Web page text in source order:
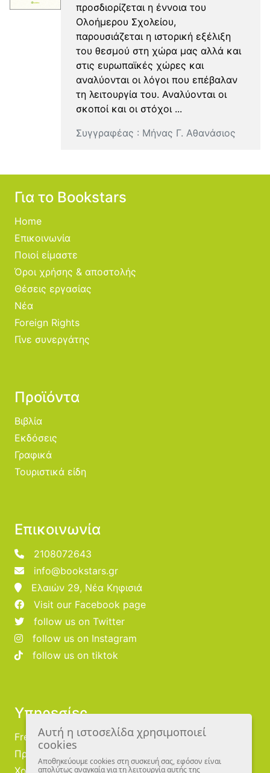
προσδιορίζεται η έννοια του
Ολοήμερου Σχολείου,
παρουσιάζεται η ιστορική εξέλιξη
του θεσμού στη χώρα μας αλλά και
στις ευρωπαϊκές χώρες και
αναλύονται οι λόγοι που επέβαλαν
τη λειτουργία του. Αναλύονται οι
σκοποί και οι στόχοι ...
Συγγραφέας : Μήνας Γ. Αθανάσιος
Για το Bookstars
Home
Επικοινωνία
Ποιοί είμαστε
Όροι χρήσης & αποστολής
Θέσεις εργασίας
Νέα
Foreign Rights
Γίνε συνεργάτης
Προϊόντα
Βιβλία
Εκδόσεις
Γραφικά
Τουριστικά είδη
Επικοινωνία
2108072643
info@bookstars.gr
Ελαιών 29, Νέα Κηφισιά
Visit our Facebook page
follow us on Twitter
follow us on Instagram
follow us on tiktok
Υπηρεσίες
Free Publishing
Προμηθευτές
Χονδρική
Αυτή η ιστοσελίδα χρησιμοποιεί
cookies
Αποθηκεύουμε cookies στη συσκευή σας, εφόσον είναι
απολύτως αναγκαία για τη λειτουργία αυτής της